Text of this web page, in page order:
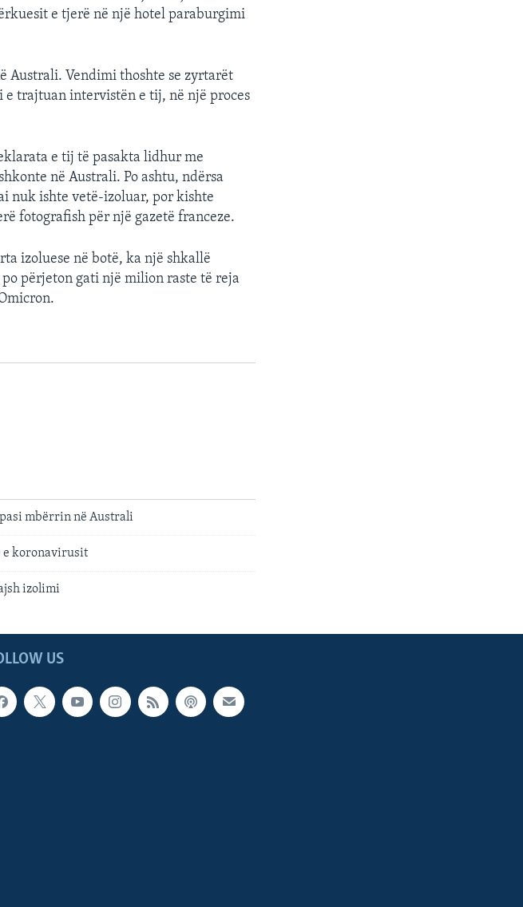
e tjerë në një hotel paraburgimi
Australi. Vendimi thoshte se zyrtarët
e trajtuan intervistën e tij, në një proces
e tij të pasakta lidhur me
në Australi. Po ashtu, ndërsa
nuk ishte vetë-izoluar, por kishte
fotografish për një gazetë franceze.
izoluese në botë, ka një shkallë
përjeton gati një milion raste të reja
mbërrin në Australi
e koronavirusit
izolimi
US